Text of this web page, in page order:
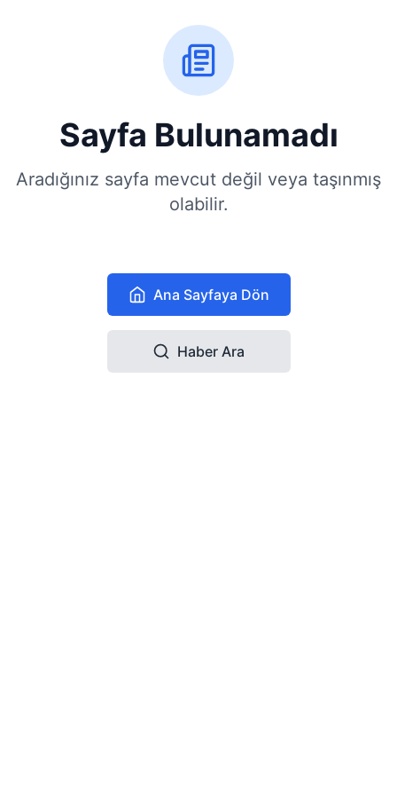
Sayfa Bulunamadı
Aradığınız sayfa mevcut değil veya taşınmış
olabilir.
Ana Sayfaya Dön
Haber Ara